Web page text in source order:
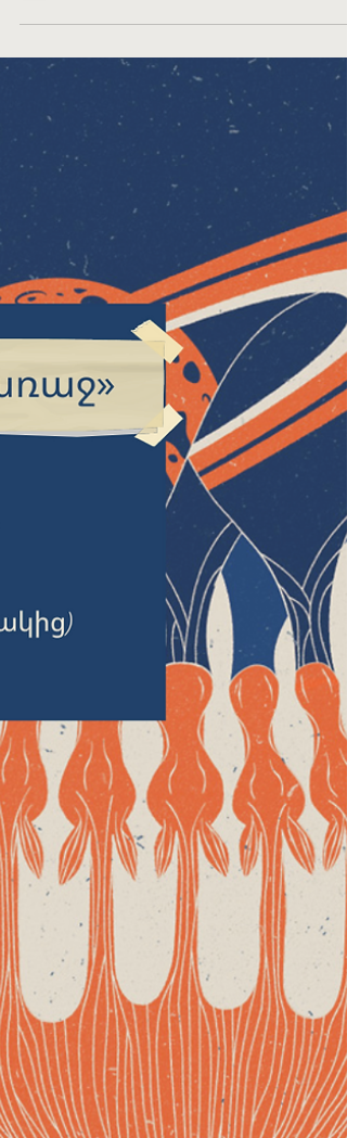
դևը», հեղինակ՝
Նարինե Մանուկյան
Կար-չկար մի թագավոր կար: Այս
թագավորը ունենում է երեք որդի:
Օրերից մի օր թագավորի աչքերը
կուրանում են: Հավաքվում են
աշխարհի բոլոր բժիշկները,
իմաստունները: Բժիշկները ճարը չեն
գտնում, իսկ իմաստուններից մեկը
ասում է. -Թագավո ՛ ր ապրած կենա,
հեռու-հեռավոր լեռների այն կողմ մի
խնձորի ծառ կա, անմահական
խնձորի ծառ: Թե այդ խնձորներից
ուտես, աչքերիդ լույսը կբացվի: Քո
միակ փրկությունը անմահական
խնձորն է: Մարդ ուղարկիր, թող բերի:
Միայն իմացիր, որ ծառը հսկվում է
դրերի կողմից: Գտի ՛ ր թա